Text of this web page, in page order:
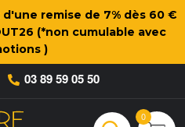
remise de 7% dès 60 €
(*non cumulable avec
)
03 89 59 05 50
0